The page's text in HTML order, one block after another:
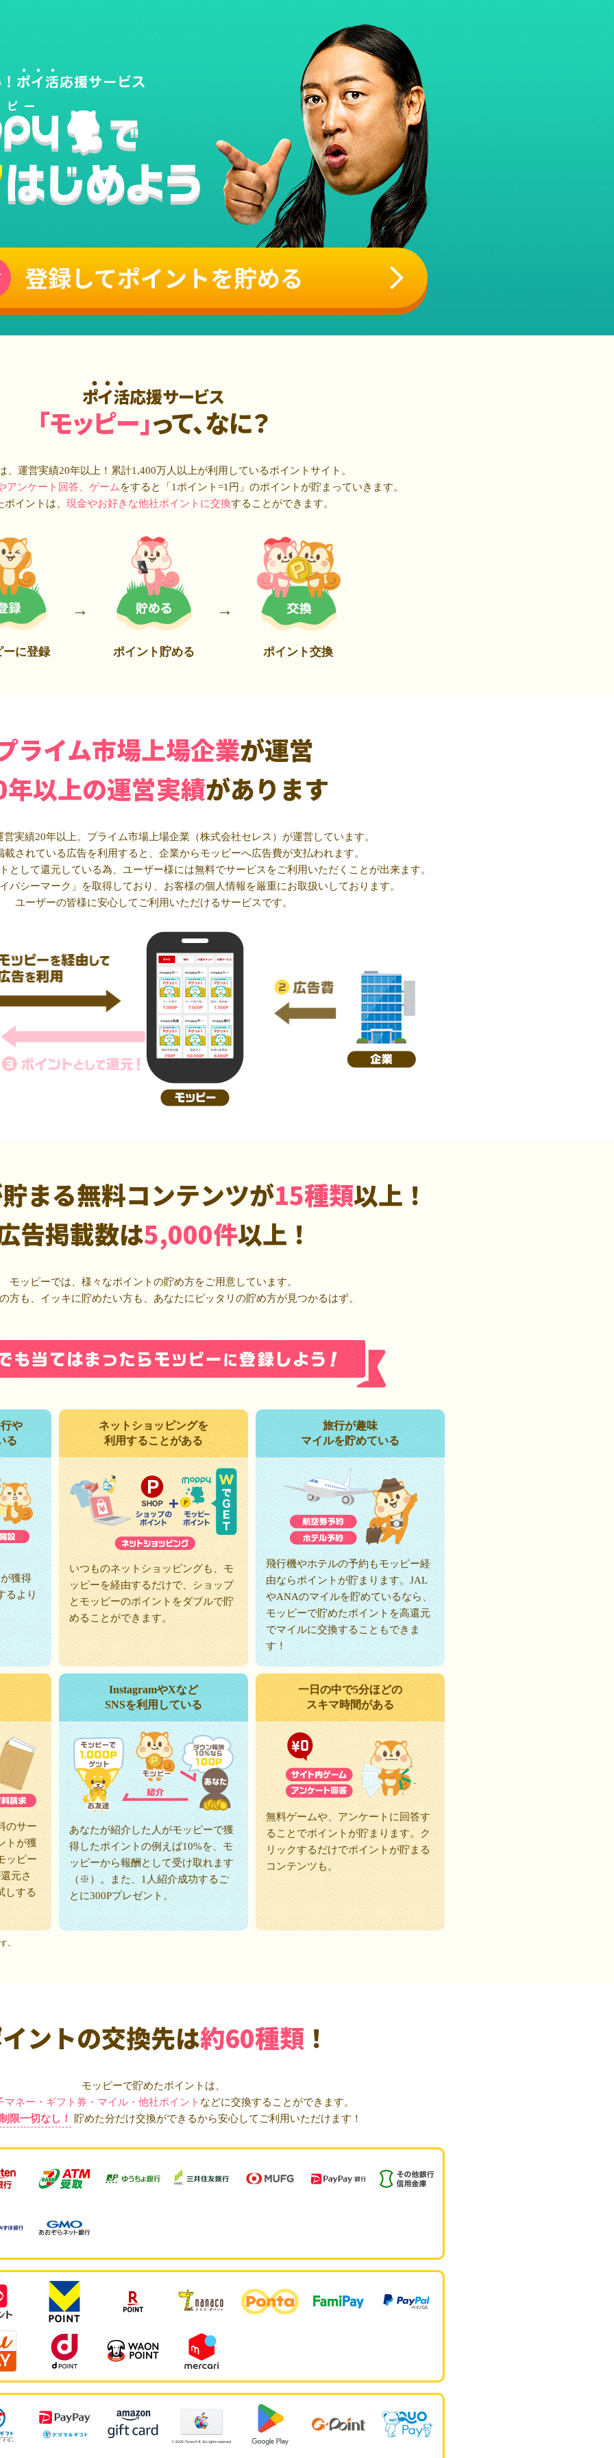
登録してポイントを貯める
ポイ活応援サービス
「モッピー」って、なに？
、運営実績20年以上！累計1,400万人 以上が利用しているポイントサイト。
アンケート回答、ゲーム をすると「1ポイント=1円」のポイントが貯まっていきます。
ポイントは、 現金やお好きな他社ポイントに交換することができます。
ーに登録 ポイント貯める ポイント交換
ライム市場上場企業が運営
以上の運営実績があります
実績20年以上。プライム市場上場企業（株式会社セレス）が運営しています。
載されている広告を利用すると、企業からモッピーへ広告費が支払われます。
として還元している為、ユーザー様には無料でサービスをご利用いただくことが出来ます。
バシーマーク」を取得しており、お客様の個人情報を厳重にお取扱いしております。
ユーザーの皆様に安心してご利用いただけるサービスです。
まる無料コンテンツが15種類以上！
告掲載数は5,000件以上！
モッピーでは、様々なポイントの貯め方をご用意しています。
方も、イッキに貯めたい方も、あなたにピッタリの貯め方が見つかるはず。
や
る
獲得
るより
ネットショッピングを
利用することがある
いつものネットショッピングも、モ
ッピーを経由するだけで、ショップ
とモッピーのポイントをダブルで貯
めることができます。
旅行が趣味
マイルを貯めている
飛行機やホテルの予約もモッピー経
由ならポイントが貯まります。JAL
やANAのマイルを貯めているなら、
モッピーで貯めたポイントを高還元
でマイルに交換することもできま
す！
のサー
トが獲
ッピー
元さ
しする
InstagramやXなど
SNSを利用している
あなたが紹介した人がモッピーで獲
得したポイントの例えば10%を、モ
ッピーから報酬として受け取れます
（※）。また、1人紹介成功するご
とに300Pプレゼント。
一日の中で5分ほどの
スキマ時間がある
無料ゲームや、アンケートに回答す
ることでポイントが貯まります。ク
リックするだけでポイントが貯まる
コンテンツも。
。
ントの交換先は約60種類 ！
モッピーで貯めたポイントは、
マネー・ギフト券・マイル・他社ポイント などに交換することができます。
限一切なし！
貯めた分だけ交換ができるから安心してご利用いただけます！